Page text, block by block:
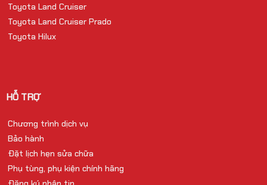
Toyota Land Cruiser
Toyota Land Cruiser Prado
Toyota Hilux
HỖ TRỢ
Chương trình dịch vụ
Bảo hành
Đặt lịch hẹn sửa chữa
Phụ tùng, phụ kiện chính hãng